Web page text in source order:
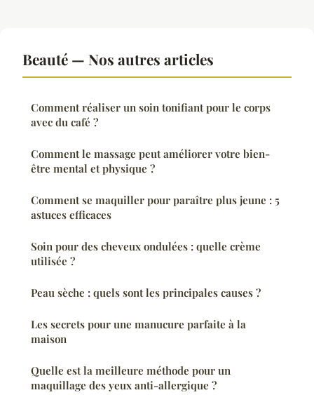
Beauté — Nos autres articles
Comment réaliser un soin tonifiant pour le corps
avec du café ?
Comment le massage peut améliorer votre bien-
être mental et physique ?
Comment se maquiller pour paraître plus jeune : 5
astuces efficaces
Soin pour des cheveux ondulées : quelle crème
utilisée ?
Peau sèche : quels sont les principales causes ?
Les secrets pour une manucure parfaite à la
maison
Quelle est la meilleure méthode pour un
maquillage des yeux anti-allergique ?